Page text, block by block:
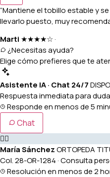
“Mantiene el tobillo estable y
llevarlo puesto, muy
Marti ★★★★☆ ·
¿Necesitas ayuda?
Elige cómo prefieres que te
Asistente IA · Chat 24/7
Respuesta inmediata para
Responde en menos de 5
Chat
👩‍⚕️
María SánchezORTOPEDA
Col. 28-OR-1284 · Consulta
Resolución en menos de 2